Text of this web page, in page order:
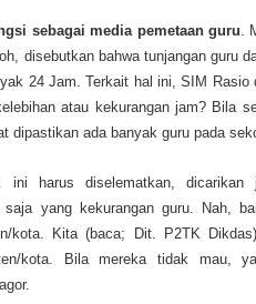
sebagai media pemetaan guru .
disebutkan bahwa tunjangan guru
24 Jam. Terkait hal ini, SIM
atau kekurangan jam? Bila
dipastikan ada banyak guru pada
ini harus diselematkan,
yang kekurangan guru. Nah,
kota. Kita (baca; Dit. P2TK
kota. Bila mereka tidak mau,